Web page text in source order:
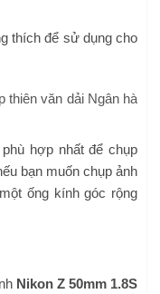
thích để sử dụng cho
thiên văn dải Ngân hà
hợp nhất để chụp
bạn muốn chụp ảnh
ống kính góc rộng
Nikon Z 50mm 1.8S